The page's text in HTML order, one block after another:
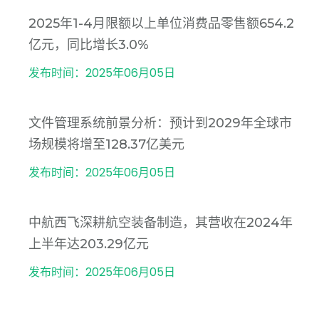
2025年1-4月限额以上单位消费品零售额654.2
亿元，同比增长3.0%
发布时间：2025年06月05日
文件管理系统前景分析：预计到2029年全球市
场规模将增至128.37亿美元
发布时间：2025年06月05日
中航西飞深耕航空装备制造，其营收在2024年
上半年达203.29亿元
发布时间：2025年06月05日